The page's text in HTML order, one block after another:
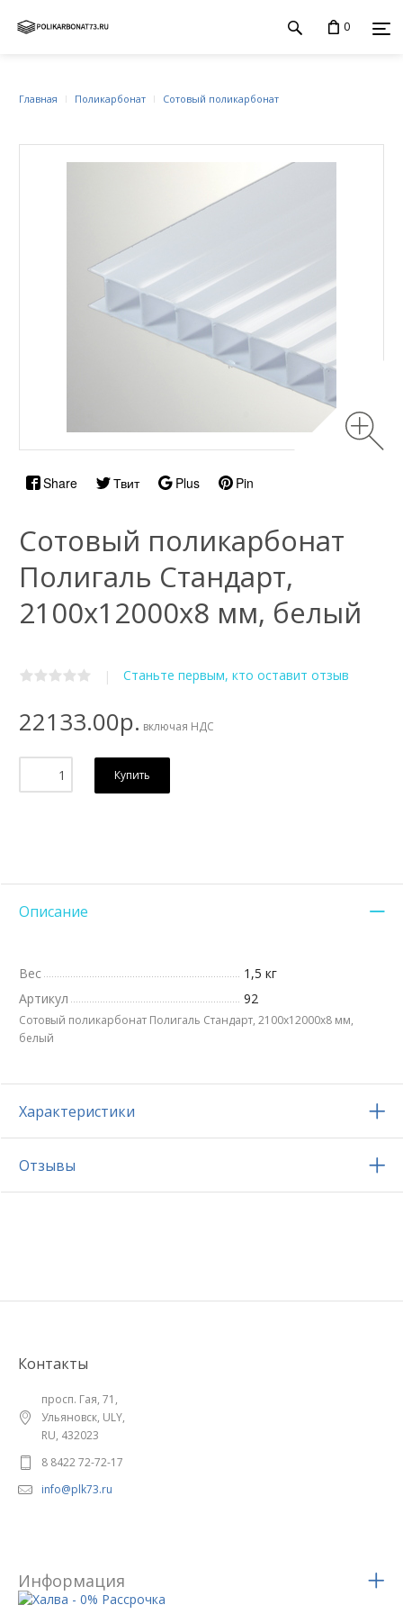
0
Share Твит Plus Pin
Главная Поликарбонат Сотовый поликарбонат
Сотовый поликарбонат
Полигаль Стандарт,
2100х12000x8 мм, белый
| Станьте первым, кто оставит отзыв
22133.00р. включая НДС
Купить
Описание
Вес
1,5 кг
Артикул
92
Сотовый поликарбонат Полигаль Стандарт, 2100х12000x8 мм,
белый
Характеристики
Отзывы
Контакты
просп. Гая, 71,
Ульяновск, ULY,
RU, 432023
8 8422 72-72-17
info@plk73.ru
Информация